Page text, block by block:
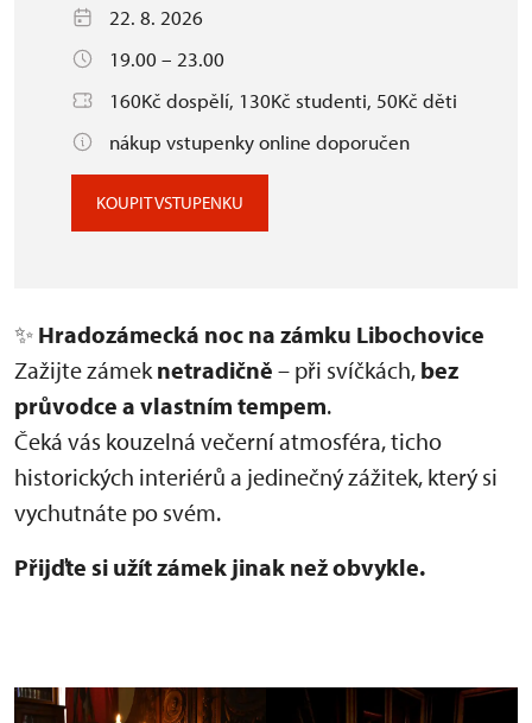
22. 8. 2026
19.00 – 23.00
160Kč dospělí, 130Kč studenti, 50Kč děti
nákup vstupenky online doporučen
KOUPIT VSTUPENKU
✨ Hradozámecká noc na zámku Libochovice
Zažijte zámeknetradičně – při svíčkách, bez
průvodce a vlastním tempem.
Čeká vás kouzelná večerní atmosféra, ticho
historických interiérů a jedinečný zážitek, který si
vychutnáte po svém.
Přijďte si užít zámek jinak než obvykle.